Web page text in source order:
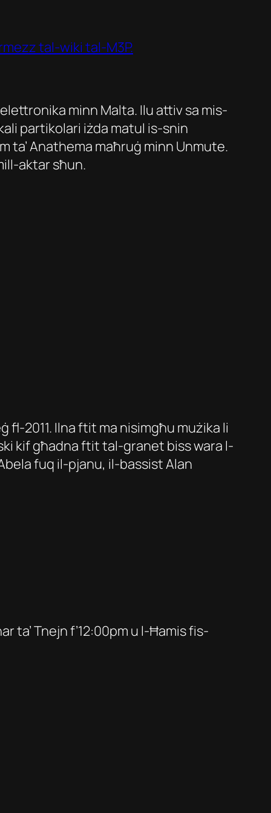
tal-wiki tal-M3P.
minn Malta. Ilu attiv sa mis-
partikolari iżda matul is-snin
ta’ Anathema maħruġ minn Unmute.
aktar sħun.
fl-2011. Ilna ftit ma nisimgħu mużika li
kif għadna ftit tal-granet biss wara l-
fuq il-pjanu, il-bassist Alan
ta’ Tnejn f’12:00pm u l-Ħamis fis-